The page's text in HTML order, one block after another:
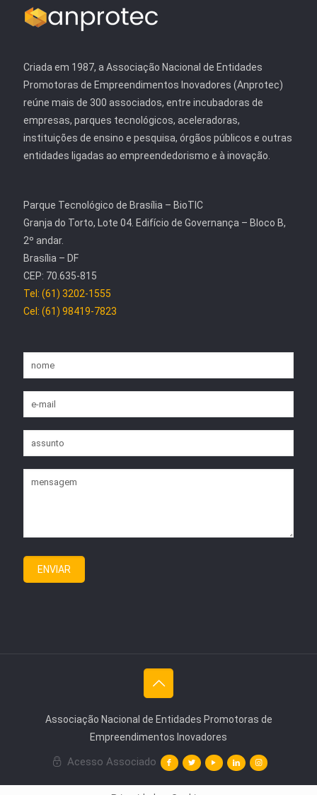
Criada em 1987, a Associação Nacional de Entidades
Promotoras de Empreendimentos Inovadores (Anprotec)
reúne mais de 300 associados, entre incubadoras de
empresas, parques tecnológicos, aceleradoras,
instituições de ensino e pesquisa, órgãos públicos e outras
entidades ligadas ao empreendedorismo e à inovação.
Parque Tecnológico de Brasília – BioTIC
Granja do Torto, Lote 04. Edifício de Governança – Bloco B,
2º andar.
Brasília – DF
CEP: 70.635-815
Tel: (61) 3202-1555
Cel: (61) 98419-7823
Associação Nacional de Entidades Promotoras de
Empreendimentos Inovadores
Acesso Associado